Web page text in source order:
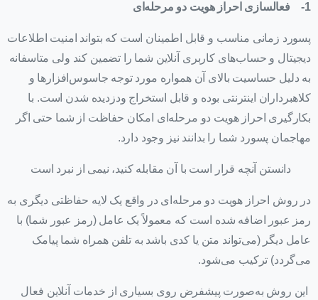
1- فعالسازی احراز هویت دو مرحله‌ای
پسورد زمانی مناسب و قابل اطمینان است که بتواند امنیت اطلاعات
دیجیتال و حساب‌های کاربری آنلاین شما را تضمین کند ولی متاسفانه
به دلیل حساسیت بالای آن همواره مورد توجه جاسوس‌افزارها و
کلاهبرداران اینترنتی بوده و قابل استخراج ودزدیده شدن است. با
بکارگیری احراز هویت دو مرحله‌ای امکان حفاظت از شما حتی اگر
مهاجمان پسورد شما را بدانند نیز وجود دارد.
دانستن آنچه قرار است با آن مقابله کنید، نیمی از نبرد است
در روش احراز هویت دو مرحله‌ای در واقع یک لایه حفاظتی دیگری به
رمز عبور اضافه شده است که معمولاً یک عامل (رمز عبور شما) با
عامل دیگر (می‌تواند متن یا کدی باشد به تلفن همراه شما پیامک
می‌گردد) ترکیب می‌شود.
این روش به‌صورت پیشفرض روی بسیاری از خدمات آنلاین فعال